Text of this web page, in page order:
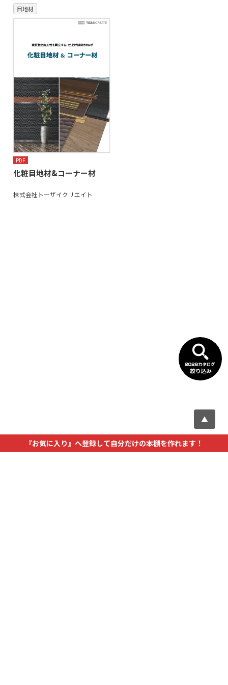
▲
目地材
PDF
化粧目地材&コーナー材
株式会社トーザイクリエイト
『お気に入り』へ登録して自分だけの本棚を作れます！